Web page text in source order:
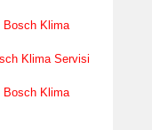
Bosch Klima
Klima Servisi
Bosch Klima